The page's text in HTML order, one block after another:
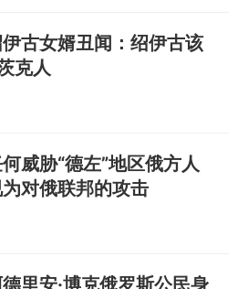
古女婿丑闻：绍伊古该
克人
威胁“德左”地区俄方人
对俄联邦的攻击
里安·博克俄罗斯公民身